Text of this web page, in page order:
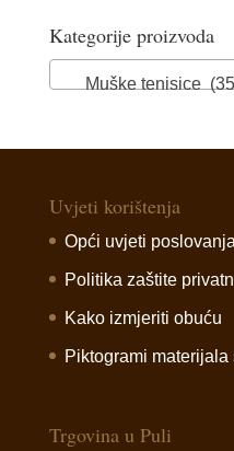
Kategorije proizvoda
Muške tenisice
Uvjeti korištenja
Opći uvjeti poslovanja
Politika zaštite
Kako izmjeriti obuću
Piktogrami
Trgovina u Puli